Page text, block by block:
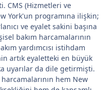
CMS (Hizmetleri ve
York'un programına ilişkin;
ve eyalet sakini başına
bakım harcamalarının
yardımcısı istihdam
artık eyaletteki en büyük
uyarılar da dile getirmişti.
hem New